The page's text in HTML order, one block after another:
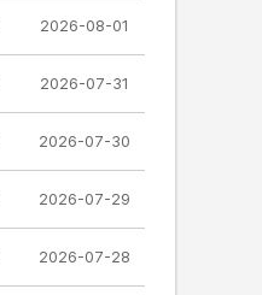
2026-08-01
2026-07-31
2026-07-30
2026-07-29
2026-07-28